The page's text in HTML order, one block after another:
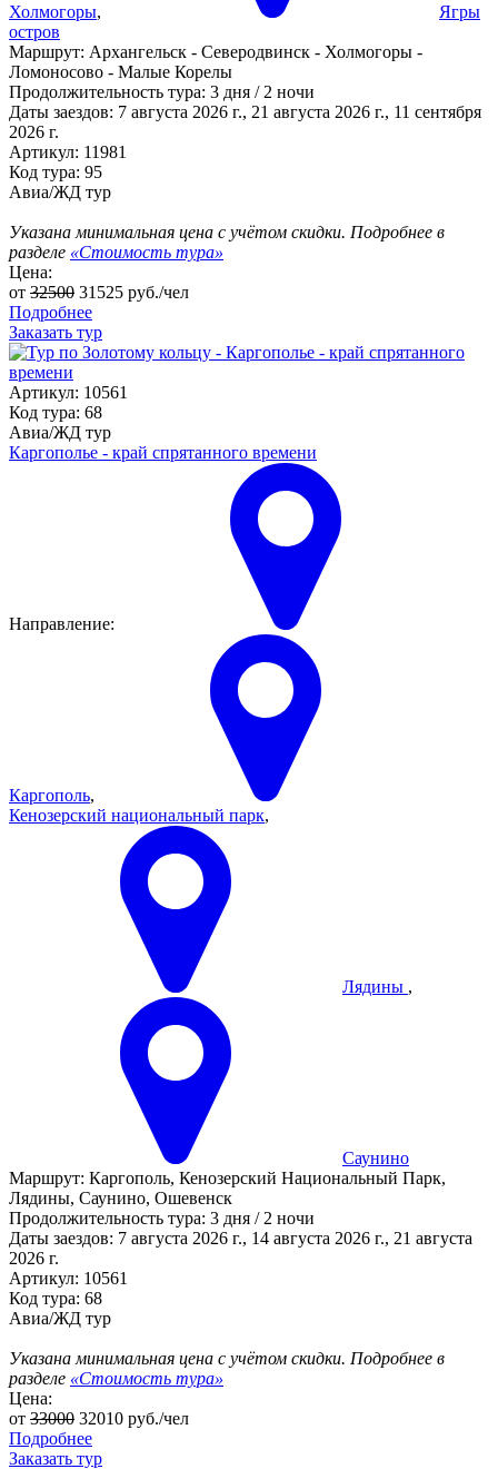
Холмогоры,
Ягры
остров
Маршрут: Архангельск - Северодвинск - Холмогоры -
Ломоносово - Малые Корелы
Продолжительность тура: 3 дня / 2 ночи
Даты заездов: 7 августа 2026 г., 21 августа 2026 г., 11 сентября
2026 г.
Артикул: 11981
Код тура: 95
Авиа/ЖД тур
Указана минимальная цена с учётом скидки. Подробнее в
разделе «Стоимость тура»
Цена:
от 32500 31525 руб./чел
Подробнее
Заказать тур
Артикул: 10561
Код тура: 68
Авиа/ЖД тур
Каргополье - край спрятанного времени
Направление:
Каргополь,
Кенозерский национальный парк,
Лядины ,
Саунино
Маршрут: Каргополь, Кенозерский Национальный Парк,
Лядины, Саунино, Ошевенск
Продолжительность тура: 3 дня / 2 ночи
Даты заездов: 7 августа 2026 г., 14 августа 2026 г., 21 августа
2026 г.
Артикул: 10561
Код тура: 68
Авиа/ЖД тур
Указана минимальная цена с учётом скидки. Подробнее в
разделе «Стоимость тура»
Цена:
от 33000 32010 руб./чел
Подробнее
Заказать тур